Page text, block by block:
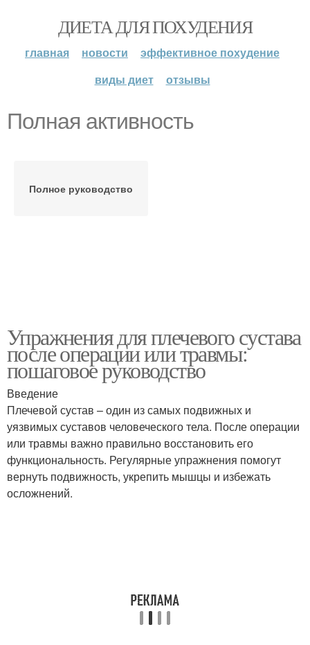
ДИЕТА ДЛЯ ПОХУДЕНИЯ
главная новости
эффективное похудение
виды диет
отзывы
Полная активность
Полное руководство
Упражнения для плечевого сустава
после операции или травмы:
пошаговое руководство
Введение
Плечевой сустав – один из самых подвижных и
уязвимых суставов человеческого тела. После операции
или травмы важно правильно восстановить его
функциональность. Регулярные упражнения помогут
вернуть подвижность, укрепить мышцы и избежать
осложнений.